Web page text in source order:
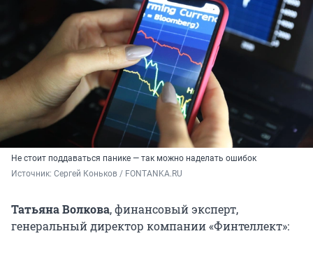
Не стоит поддаваться панике — так можно наделать ошибок
Источник: Сергей Коньков / FONTANKA.RU
Татьяна Волкова, финансовый эксперт,
генеральный директор компании «Финтеллект»: